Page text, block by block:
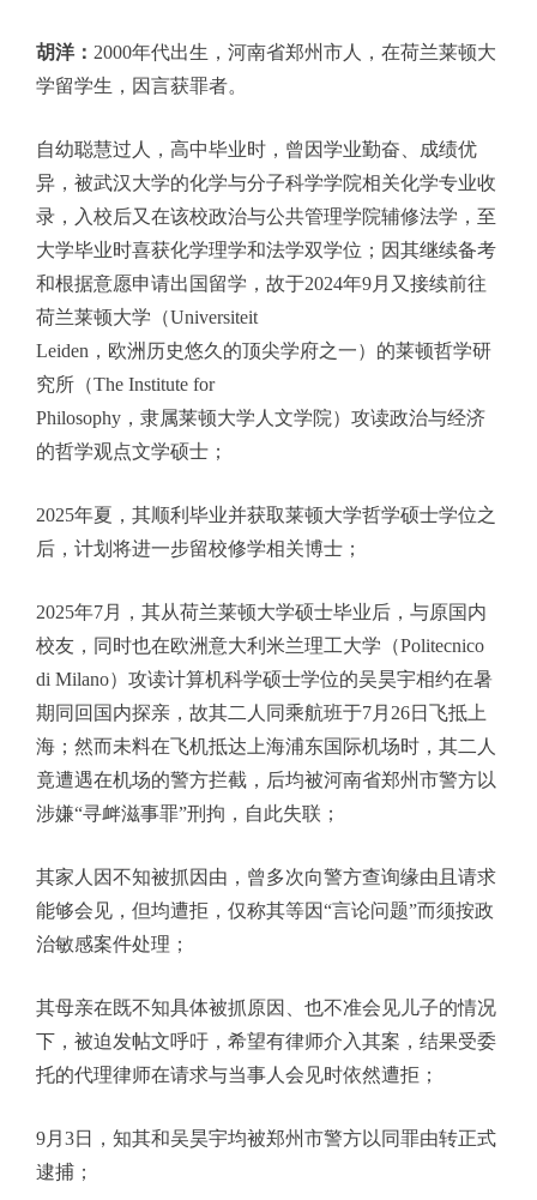
胡洋： 2000年代出生，河南省郑州市人，在荷兰莱顿大
学留学生，因言获罪者。
自幼聪慧过人，高中毕业时，曾因学业勤奋、成绩优
异，被武汉大学的化学与分子科学学院相关化学专业收
录，入校后又在该校政治与公共管理学院辅修法学，至
大学毕业时喜获化学理学和法学双学位；因其继续备考
和根据意愿申请出国留学，故于2024年9月又接续前往
荷兰莱顿大学（Universiteit
Leiden ，欧洲历史悠久的顶尖学府之一）的莱顿哲学研
究所（The Institute for
Philosophy ，隶属莱顿大学人文学院）攻读政治与经济
的哲学观点文学硕士；
2025年夏，其顺利毕业并获取莱顿大学哲学硕士学位之
后，计划将进一步留校修学相关博士；
2025年7月，其从荷兰莱顿大学硕士毕业后，与原国内
校友，同时也在欧洲意大利米兰理工大学（Politecnico
di Milano）攻读计算机科学硕士学位的吴昊宇相约在暑
期同回国内探亲，故其二人同乘航班于7月 26日飞抵上
海；然而未料在飞机抵达上海浦东国际机场时，其二人
竟遭遇在机场的警方拦截，后均被河南省郑州市警方以
涉嫌“寻衅滋事罪”刑拘，自此失联；
其家人因不知被抓因由，曾多次向警方查询缘由且请求
能够会见，但均遭拒，仅称其等因“言论问题”而须按政
治敏感案件处理；
其母亲在既不知具体被抓原因、也不准会见儿子的情况
下，被迫发帖文呼吁，希望有律师介入其案，结果受委
托的代理律师在请求与当事人会见时依然遭拒；
9月 3日，知其和吴昊宇均被郑州市警方以同罪由转正式
逮捕；